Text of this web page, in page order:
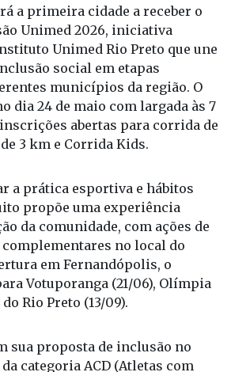
a primeira cidade a receber o
Unimed 2026, iniciativa
Unimed Rio Preto que une
social em etapas
municípios da região. O
dia 24 de maio com largada às 7
abertas para corrida de
a prática esportiva e hábitos
propõe uma experiência
da comunidade, com ações de
no local do
em Fernandópolis, o
Votuporanga (21/06), Olímpia
sua proposta de inclusão no